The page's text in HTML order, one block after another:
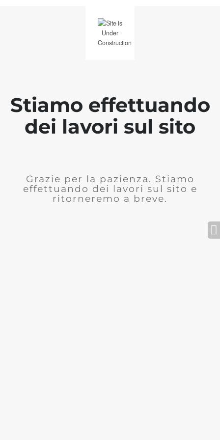
Stiamo effettuando
dei lavori sul sito
Grazie per la pazienza. Stiamo
effettuando dei lavori sul sito e
ritorneremo a breve.